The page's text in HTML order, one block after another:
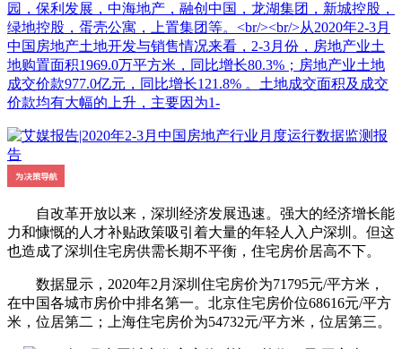
园，保利发展，中海地产，融创中国，龙湖集团，新城控股，
绿地控股，蛋壳公寓，上置集团等。<br/><br/>从2020年2-3月
中国房地产土地开发与销售情况来看，2-3月份，房地产业土
地购置面积1969.0万平方米，同比增长80.3%；房地产业土地
成交价款977.0亿元，同比增长121.8% 。土地成交面积及成交
价款均有大幅的上升，主要因为1-
自改革开放以来，深圳经济发展迅速。强大的经济增长能
力和慷慨的人才补贴政策吸引着大量的年轻人入户深圳。但这
也造成了深圳住宅房供需长期不平衡，住宅房价居高不下。
数据显示，2020年2月深圳住宅房价为71795元/平方米，
在中国各城市房价中排名第一。北京住宅房价位68616元/平方
米，位居第二；上海住宅房价为54732元/平方米，位居第三。